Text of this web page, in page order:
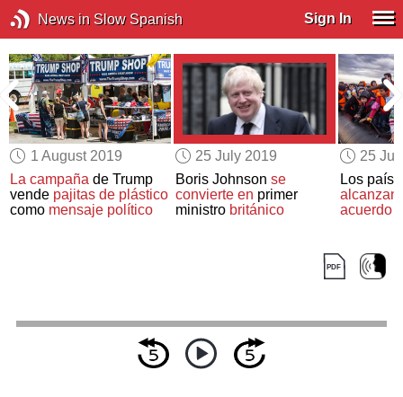
News in Slow Spanish Sign In
1 August 2019
La campaña de Trump
vende pajitas de plástico
como mensaje político
25 July 2019
Boris Johnson se
convierte en primer
ministro británico
25
Los
alcanzan
acuerdo